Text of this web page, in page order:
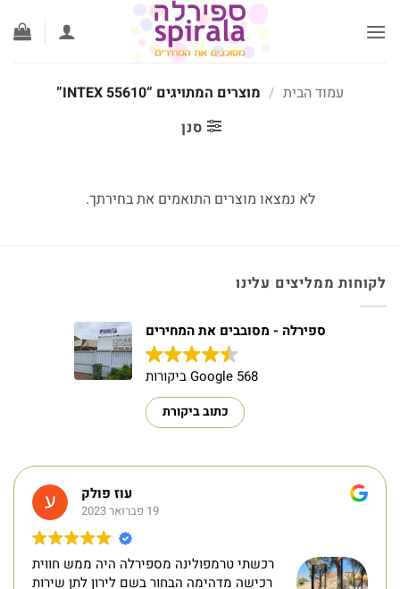
לתוכן
עמוד הבית / מוצרים המתויגים “INTEX 55610”
סנן
לא נמצאו מוצרים התואמים את בחירתך.
לקוחות ממליצים עלינו
ספירלה - מסובבים את המחירים
568 Google ביקורות
כתוב ביקורת
עוז פולק
19 פברואר 2023
רכשתי טרמפולינה מספירלה היה ממש חווית
רכישה מדהימה הבחור בשם לירון לתן שירות